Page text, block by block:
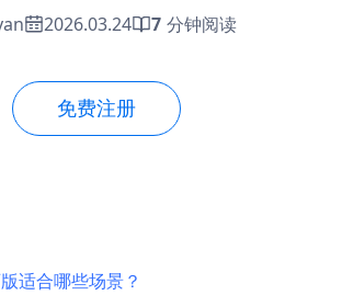
2026.03.24 7 分钟阅读
免费注册
适合哪些场景？